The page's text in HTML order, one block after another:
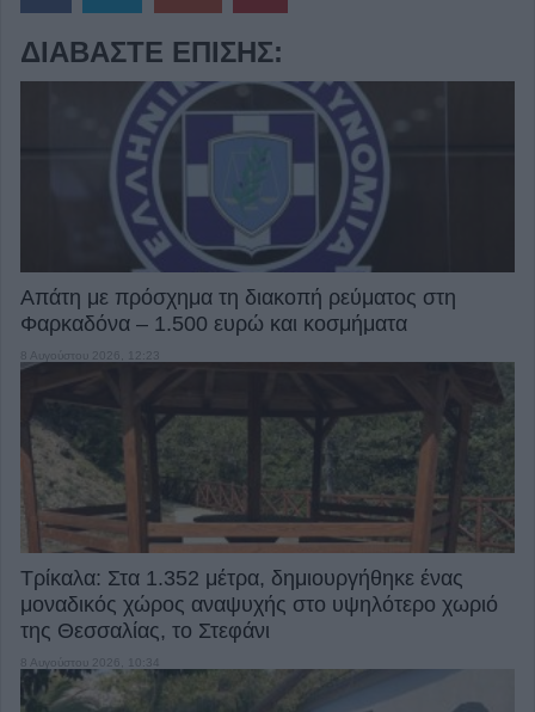
ΔΙΑΒΆΣΤΕ ΕΠΊΣΗΣ:
Απάτη με πρόσχημα τη διακοπή ρεύματος στη
Φαρκαδόνα – 1.500 ευρώ και κοσμήματα
8 Αυγούστου 2026, 12:23
Τρίκαλα: Στα 1.352 μέτρα, δημιουργήθηκε ένας
μοναδικός χώρος αναψυχής στο υψηλότερο χωριό
της Θεσσαλίας, το Στεφάνι
8 Αυγούστου 2026, 10:34